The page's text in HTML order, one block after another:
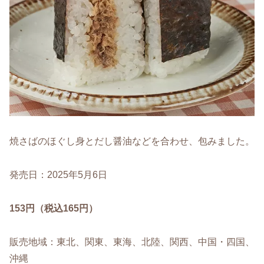
焼さばのほぐし身とだし醤油などを合わせ、包みました。
発売日：2025年5月6日
153円（税込165円）
販売地域：東北、関東、東海、北陸、関西、中国・四国、
沖縄